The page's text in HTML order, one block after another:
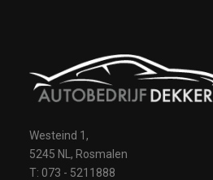
Westeind 1,
5245 NL, Rosmalen
T: 073 - 5211888